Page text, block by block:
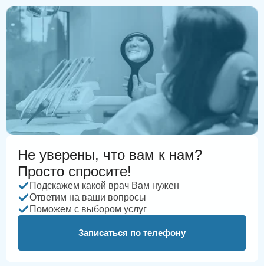
Не уверены, что вам к нам?
Просто спросите!
Подскажем какой врач Вам нужен
Ответим на ваши вопросы
Поможем с выбором услуг
Записаться по телефону